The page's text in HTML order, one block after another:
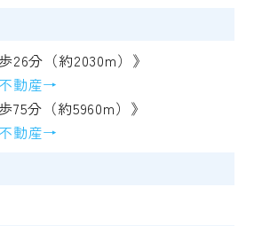
26分（約2030m）》
動産→
75分（約5960m）》
動産→